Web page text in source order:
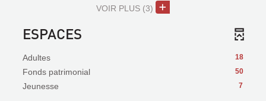
VOIR PLUS (3)
ESPACES
18
Adultes
50
Fonds patrimonial
7
Jeunesse